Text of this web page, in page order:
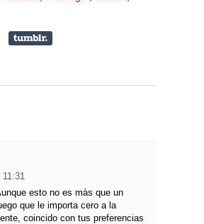
esto no es màs que un
que le importa cero a la
coincido con tus preferencias